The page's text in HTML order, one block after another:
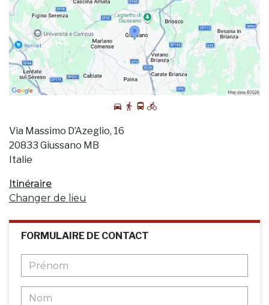
Via Massimo D’Azeglio, 16
20833 Giussano MB
Italie
Itinéraire
Changer de lieu
FORMULAIRE DE CONTACT